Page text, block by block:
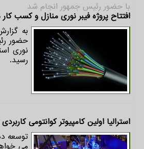
با حضور رئیس جمهور انجام شد
افتتاح پروژه فیبر نوری منازل و کسب
به
حضور
نوری
رسید.
استرالیا اولین کامپیوتر کوانتومی
توسعه